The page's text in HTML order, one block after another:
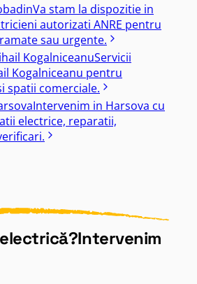
Va stam la dispozitie in
autorizati ANRE pentru
sau urgente.
KogalniceanuServicii
Kogalniceanu pentru
spatii comerciale.
Intervenim in Harsova cu
electrice, reparatii,
Intervenim